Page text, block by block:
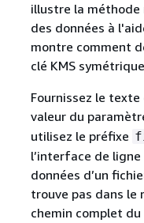
illustre la
des données à
montre comment
clé KMS
Fournissez le
valeur du
utilisez le préfixe
l’interface de ligne
données d’un
trouve pas dans le
chemin complet du